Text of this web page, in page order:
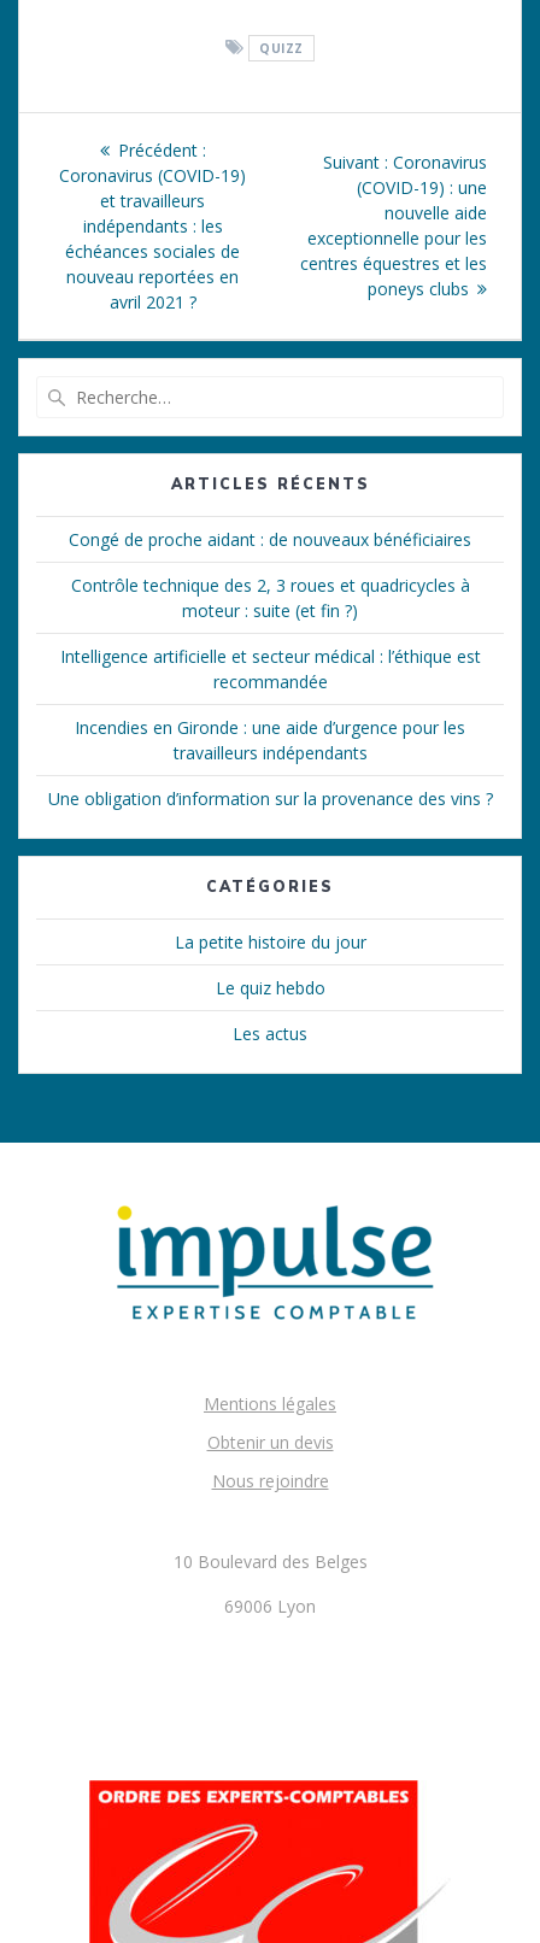
QUIZZ
Navigation
l’article
Précédent :Article
précédent
Coronavirus (COVID-19)
et travailleurs
indépendants : les
échéances sociales de
nouveau reportées en
avril 2021 ?
Suivant : Article
suivant
:
Coronavirus
(COVID-19) : une
nouvelle aide
exceptionnelle pour les
centres équestres et les
poneys clubs
:
ARTICLES RÉCENTS
Congé de proche aidant : de nouveaux bénéficiaires
Contrôle technique des 2, 3 roues et quadricycles à
moteur : suite (et fin ?)
Intelligence artificielle et secteur médical : l’éthique est
recommandée
Incendies en Gironde : une aide d’urgence pour les
travailleurs indépendants
Une obligation d’information sur la provenance des vins ?
CATÉGORIES
La petite histoire du jour
Le quiz hebdo
Les actus
Mentions légales
Obtenir un devis
Nous rejoindre
10 Boulevard des Belges
69006 Lyon